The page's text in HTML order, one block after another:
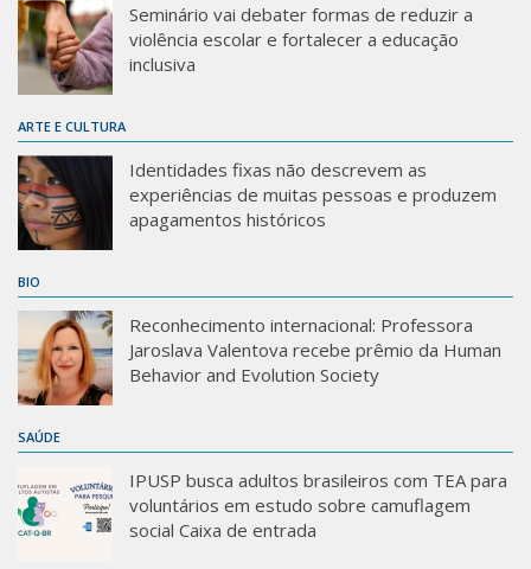
Seminário vai debater formas de reduzir a
violência escolar e fortalecer a educação
inclusiva
ARTE E CULTURA
Identidades fixas não descrevem as
experiências de muitas pessoas e produzem
apagamentos históricos
BIO
Reconhecimento internacional: Professora
Jaroslava Valentova recebe prêmio da Human
Behavior and Evolution Society
SAÚDE
IPUSP busca adultos brasileiros com TEA para
voluntários em estudo sobre camuflagem
social Caixa de entrada